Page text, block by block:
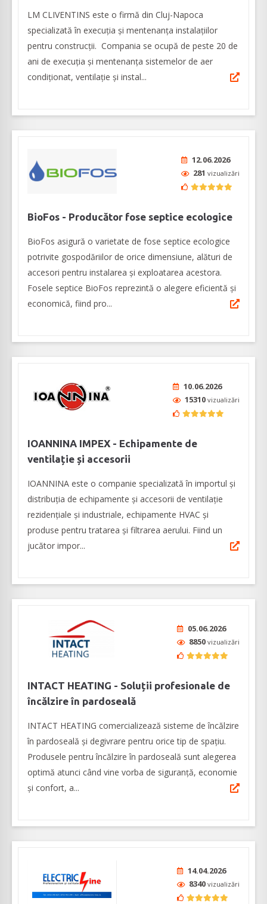
LM CLIVENTINS este o firmă din Cluj-Napoca
specializată în execuția și mentenanța instalațiilor
pentru construcții. Compania se ocupă de peste 20 de
ani de execuția și mentenanța sistemelor de aer
condiționat, ventilație și instal...
12.06.2026
281 vizualizări
BioFos - Producător fose septice ecologice
BioFos asigură o varietate de fose septice ecologice
potrivite gospodăriilor de orice dimensiune, alături de
accesori pentru instalarea și exploatarea acestora.
Fosele septice BioFos reprezintă o alegere eficientă și
economică, fiind pro...
10.06.2026
15310 vizualizări
IOANNINA IMPEX - Echipamente de
ventilație și accesorii
IOANNINA este o companie specializată în importul și
distribuția de echipamente și accesorii de ventilație
rezidențiale și industriale, echipamente HVAC și
produse pentru tratarea și filtrarea aerului. Fiind un
jucător impor...
05.06.2026
8850 vizualizări
INTACT HEATING - Soluții profesionale de
încălzire în pardoseală
INTACT HEATING comercializează sisteme de încălzire
în pardoseală și degivrare pentru orice tip de spațiu.
Produsele pentru încălzire în pardoseală sunt alegerea
optimă atunci când vine vorba de siguranță, economie
și confort, a...
14.04.2026
8340 vizualizări